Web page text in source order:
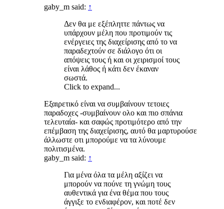
gaby_m said: ↑
Δεν θα με εξέπληττε πάντως να
υπάρχουν μέλη που προτιμούν τις
ενέργειες της διαχείρισης από το να
παραδεχτούν σε διάλογο ότι οι
απόψεις τους ή και οι χειρισμοί τους
είναι λάθος ή κάτι δεν έκαναν
σωστά.
Click to expand...
Εξαιρετικό είναι να συμβαίνουν τετοιες
παραδοχες -συμβαίνουν ολο και πιο σπάνια
τελευταία- και σαφώς προτιμότερο από την
επέμβαση της διαχείρισης, αυτό θα μαρτυρούσε
άλλωστε οτι μπορούμε να τα λύνουμε
πολιτισμένα.
gaby_m said: ↑
Για μένα όλα τα μέλη αξίζει να
μπορούν να πούνε τη γνώμη τους
αυθεντικά για ένα θέμα που τους
άγγιξε το ενδιαφέρον, και ποτέ δεν